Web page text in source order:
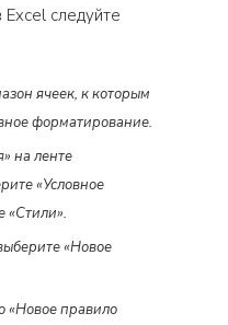
следуйте
ячеек, к которым
форматирование.
на ленте
«Условное
«Стили».
«Новое
«Новое правило